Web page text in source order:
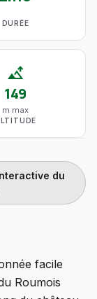
DURÉE
altitude
149
m max
du
facile
Roumois